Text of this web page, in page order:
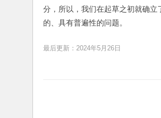
分，所以，我们在起草之初就确立
的、具有普遍性的问题。
最后更新：2024年5月26日